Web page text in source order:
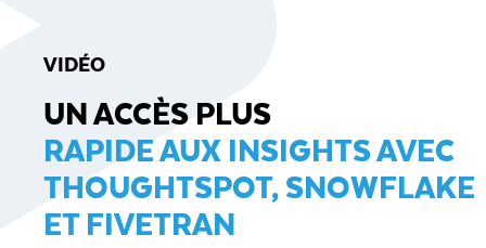
VIDÉO
UN ACCÈS PLUS
RAPIDE AUX INSIGHTS AVEC
THOUGHTSPOT, SNOWFLAKE
ET FIVETRAN